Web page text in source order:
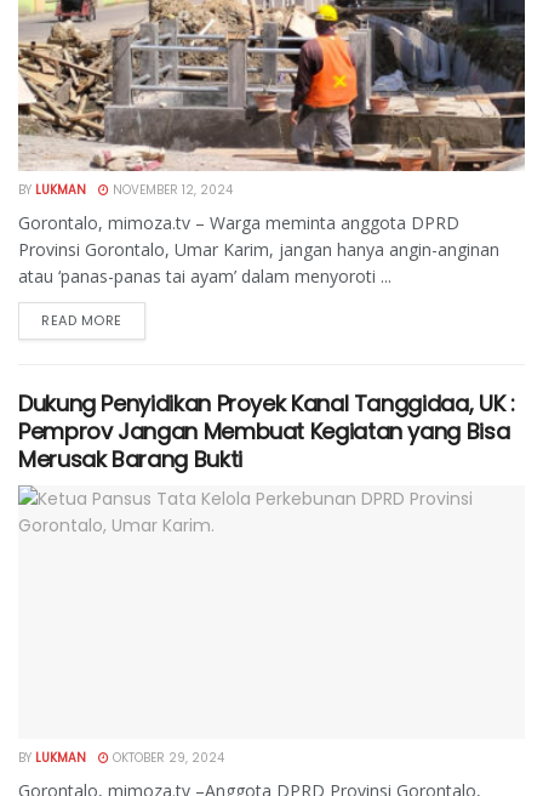
BY LUKMAN NOVEMBER 12, 2024
Gorontalo, mimoza.tv – Warga meminta anggota DPRD
Provinsi Gorontalo, Umar Karim, jangan hanya angin-anginan
atau ‘panas-panas tai ayam’ dalam menyoroti ...
READ MORE
Dukung Penyidikan Proyek Kanal Tanggidaa, UK :
Pemprov Jangan Membuat Kegiatan yang Bisa
Merusak Barang Bukti
BY LUKMAN OKTOBER 29, 2024
Gorontalo, mimoza.tv –Anggota DPRD Provinsi Gorontalo,